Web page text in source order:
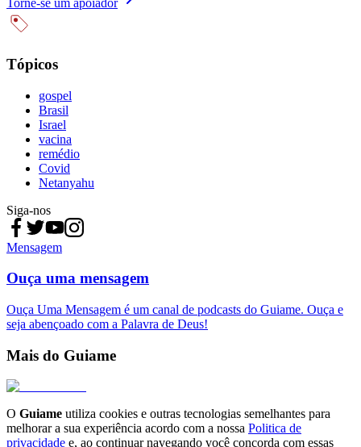
Torne-se um apoiador
Tópicos
gospel
Brasil
Israel
vacina
remédio
Covid
Netanyahu
Siga-nos
Mensagem
Ouça uma mensagem
Ouça Uma Mensagem é um canal de podcasts do Guiame. Ouça e
seja abençoado com a Palavra de Deus!
Mais do Guiame
O Guiame utiliza cookies e outras tecnologias semelhantes para
melhorar a sua experiência acordo com a nossa Politica de
privacidade e, ao continuar navegando você concorda com essas